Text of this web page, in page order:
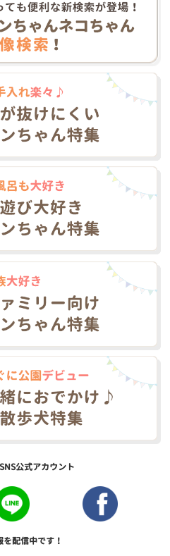
公式アカウント
配信中です！